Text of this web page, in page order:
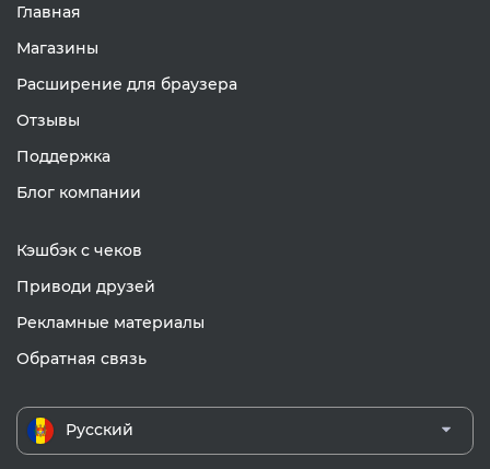
Главная
Магазины
Расширение для браузера
Отзывы
Поддержка
Блог компании
Кэшбэк с чеков
Приводи друзей
Рекламные материалы
Обратная связь
Русский